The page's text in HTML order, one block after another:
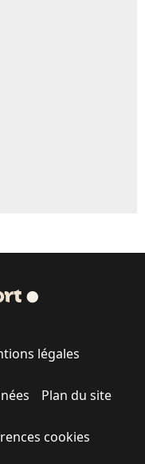
légales
Plan du site
cookies